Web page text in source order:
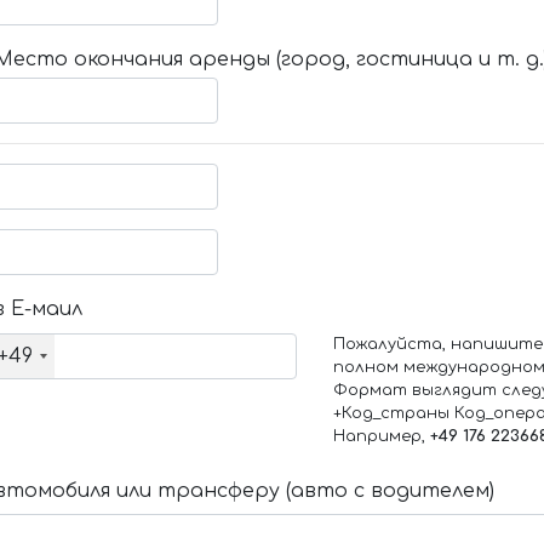
окончания аренды (город, гостиница и т.
Е-маил
Пожалуйста,
полном
Формат выглядит
+Код_страны
Например, +49 176
или трансферу (авто с водителем)